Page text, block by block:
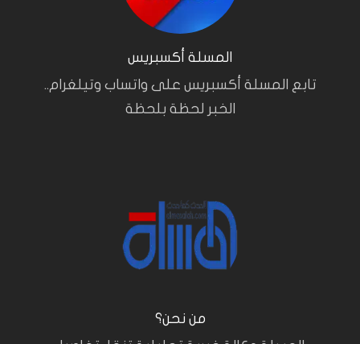
المسلة أكسبريس
تابع المسلة أكسبريس على واتساب وتيلغرام..
الخبر لحظة بلحظة
من نحن؟